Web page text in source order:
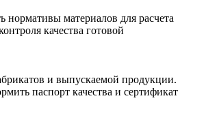
нормативы материалов для расчета
качества готовой
и выпускаемой продукции.
паспорт качества и сертификат